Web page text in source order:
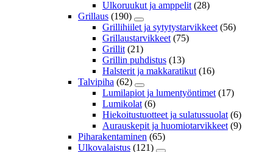
Ulkoruukut ja amppelit (28)
Grillaus (190)
Grillihiilet ja sytytystarvikkeet (56)
Grillaustarvikkeet (75)
Grillit (21)
Grillin puhdistus (13)
Halsterit ja makkaratikut (16)
Talvipiha (62)
Lumilapiot ja lumentyöntimet (17)
Lumikolat (6)
Hiekoitustuotteet ja sulatussuolat (6)
Aurauskepit ja huomiotarvikkeet (9)
Piharakentaminen (65)
Ulkovalaistus (121)